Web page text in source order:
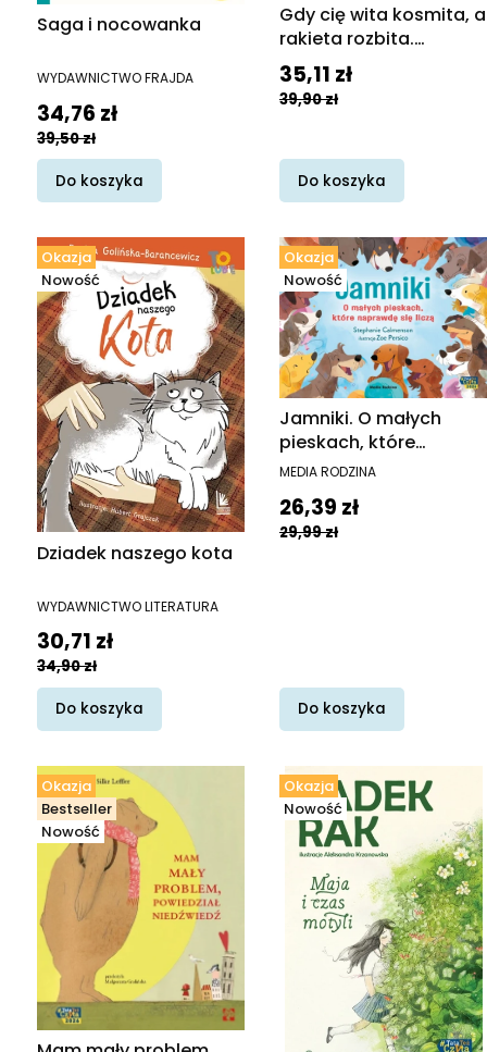
Saga i nocowanka
PRODUCENT
WYDAWNICTWO FRAJDA
Cena promocyjna
34,76 zł
39,50 zł
Do koszyka
Gdy cię wita kosmita, a
rakieta rozbita.
Detektyw Miś Zbyś na
tropie.
Cena promocyjna
35,11 zł
39,90 zł
Do koszyka
Okazja
Nowość
Dziadek naszego kota
PRODUCENT
WYDAWNICTWO LITERATURA
Cena promocyjna
30,71 zł
34,90 zł
Do koszyka
Okazja
Nowość
Jamniki. O małych
pieskach, które
naprawdę się liczą
PRODUCENT
MEDIA RODZINA
Cena promocyjna
26,39 zł
29,99 zł
Do koszyka
Okazja
Bestseller
Nowość
Okazja
Nowość